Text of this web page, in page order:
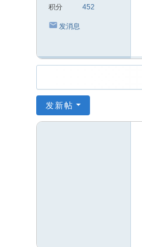
积分 452
发消息
发新帖